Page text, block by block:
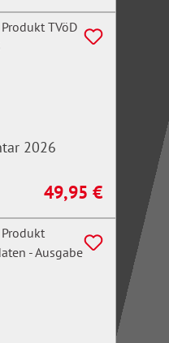
2026
Regulärer Preis:
49,95 €